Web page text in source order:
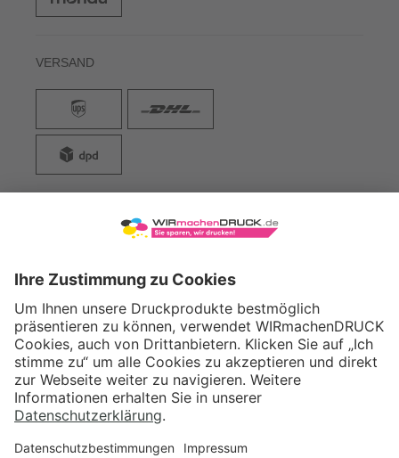
VERSAND
WIRmachenDRUCK GmbH
71522 Backnang
Tel.: +49 (0) 711 995 982 - 20
Fax: +49 (0) 711 995 982 - 21
SOCIAL MEDIA